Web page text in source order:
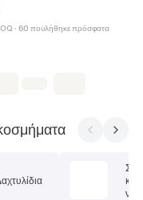
Μποέμ Κοσμήματα Πάρτι
· 60 πουλήθηκε πρόσφατα
Σετ
ν